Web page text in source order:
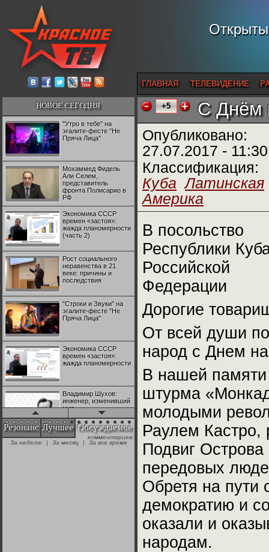
ГЛАВНАЯ ТЕЛЕВИДЕНИЕ
НОВОЕ СЕГОДНЯ
"Утро в тебе" на
эгалите-фесте "Не
Пряча Лица"
Мохаммед Фидель
Али Селем,
представитель
фронта Полисарио в
РФ
Экономика СССР
времен «застоя»:
жажда планомерности
(часть 2)
Рост социального
неравенства в 21
веке: причины и
последствия
"Строки и Звуки" на
эгалите-фесте "Не
Пряча Лица"
Экономика СССР
времен «застоя»:
жажда планомерности
Владимир Шухов:
инженер, изменивший
мир
"Аркадий Коц" на
эгалите-фесте "Не
Резонанс Лучшее Обсуждаемое
комментариев:
За неделю
| За месяц | За все время
+5 С Днём
Опубликовано:
27.07.2017 - 11:30
Классификация:
Куба Латинская
Америка
В посольство
Республики
Российской
Федерации
Дорогие
От всей души
народ с Днем
В нашей памяти
штурма
молодыми
Раулем Кастро,
Подвиг
передовых
Обретя на пути
демократию и
оказали и
народам.